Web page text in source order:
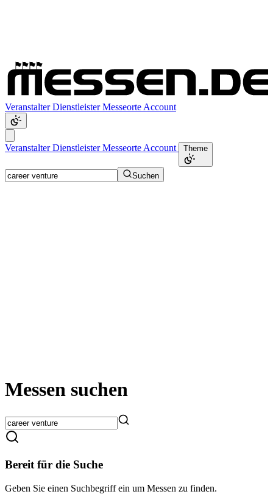
VeranstalterDienstleisterMesseorte Account
VeranstalterDienstleisterMesseorte Account Theme
Suchen
Messen suchen
Bereit für die Suche
Geben Sie einen Suchbegriff ein um Messen zu finden.